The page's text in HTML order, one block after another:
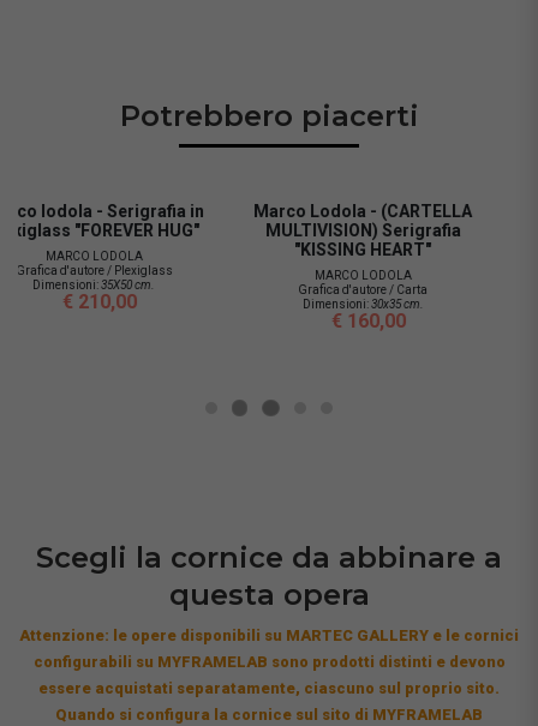
Potrebbero piacerti
Marco Lodola - (CARTELLA
MULTIVISION) Serigrafia
"KISSING HEART"
MARCO LODOLA
Grafica d'autore / Carta
Dimensioni:
Marco Lodola - (MOMENTS
OF GLORY) Serigrafia "The
captain's triumph"
MARCO LODOLA
Grafica d'autore / Carta
Dimensioni:35x50 cm.
€ 180,00
Scegli la cornice da abbinare a
questa opera
Attenzione: le opere disponibili su MARTEC GALLERY e le cornici
configurabili su MYFRAMELAB sono prodotti distinti e devono
essere acquistati separatamente, ciascuno sul proprio sito.
Quando si configura la cornice sul sito di MYFRAMELAB